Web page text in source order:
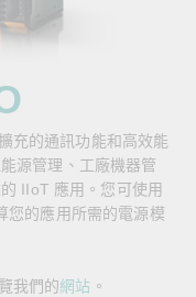
充的通訊功能和高效能
源管理、工廠機器管
IIoT 應用。您可使用
您的應用所需的電源模
我們的網站 。